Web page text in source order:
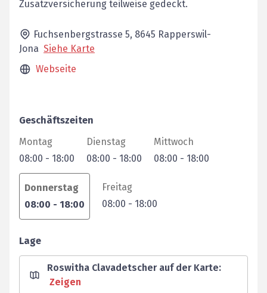
Zusatzversicherung teilweise gedeckt.
Fuchsenbergstrasse 5, 8645 Rapperswil-
Jona Siehe Karte
Webseite
Geschäftszeiten
Montag
08:00 - 18:00
Dienstag
08:00 - 18:00
Mittwoch
08:00 - 18:00
Donnerstag
08:00 - 18:00
Freitag
08:00 - 18:00
Lage
Roswitha Clavadetscher auf der Karte:
Zeigen